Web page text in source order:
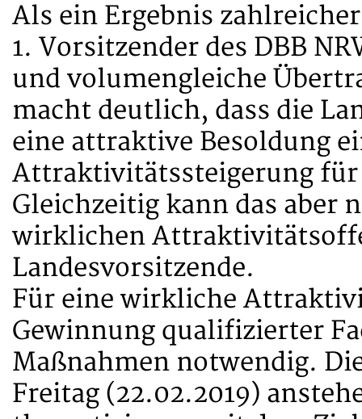
Als ein Ergebnis
1. Vorsitzender des DBB
und volumengleiche
macht deutlich, dass die
eine attraktive Besoldung
Attraktivitätssteigerung
Gleichzeitig kann das aber
wirklichen
Landesvorsitzende.
Für eine wirkliche
Gewinnung qualifizierter
Maßnahmen notwendig.
Freitag (22.02.2019)